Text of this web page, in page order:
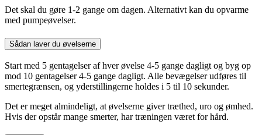
Det skal du gøre 1-2 gange om dagen. Alternativt kan du opvarme
med pumpeøvelser.
Sådan laver du øvelserne
Start med 5 gentagelser af hver øvelse 4-5 gange dagligt og byg op
mod 10 gentagelser 4-5 gange dagligt. Alle bevægelser udføres til
smertegrænsen, og yderstillingerne holdes i 5 til 10 sekunder.
Det er meget almindeligt, at øvelserne giver træthed, uro og ømhed.
Hvis der opstår mange smerter, har træningen været for hård.